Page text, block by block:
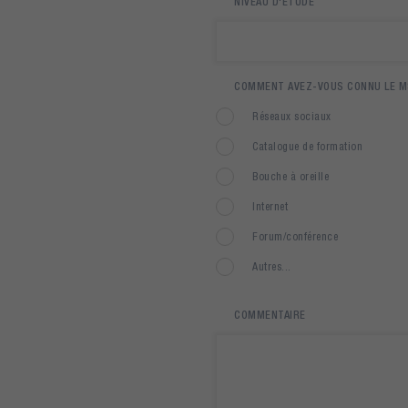
COMMENT AVEZ-VOUS CONNU LE
Réseaux sociaux
Catalogue de formation
Bouche à oreille
Internet
Forum/conférence
Autres...
COMMENTAIRE